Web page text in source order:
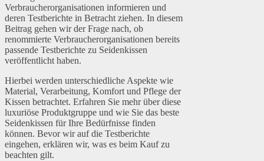
Verbraucherorganisationen informieren und
deren Testberichte in Betracht ziehen. In diesem
Beitrag gehen wir der Frage nach, ob
renommierte Verbraucherorganisationen bereits
passende Testberichte zu Seidenkissen
veröffentlicht haben.
Hierbei werden unterschiedliche Aspekte wie
Material, Verarbeitung, Komfort und Pflege der
Kissen betrachtet. Erfahren Sie mehr über diese
luxuriöse Produktgruppe und wie Sie das beste
Seidenkissen für Ihre Bedürfnisse finden
können. Bevor wir auf die Testberichte
eingehen, erklären wir, was es beim Kauf zu
beachten gilt.